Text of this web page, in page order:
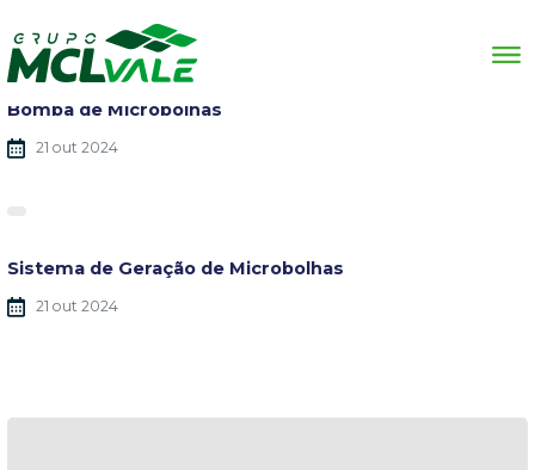
Bomba de Microbolhas
21 out 2024
Sistema de Geração de Microbolhas
21 out 2024